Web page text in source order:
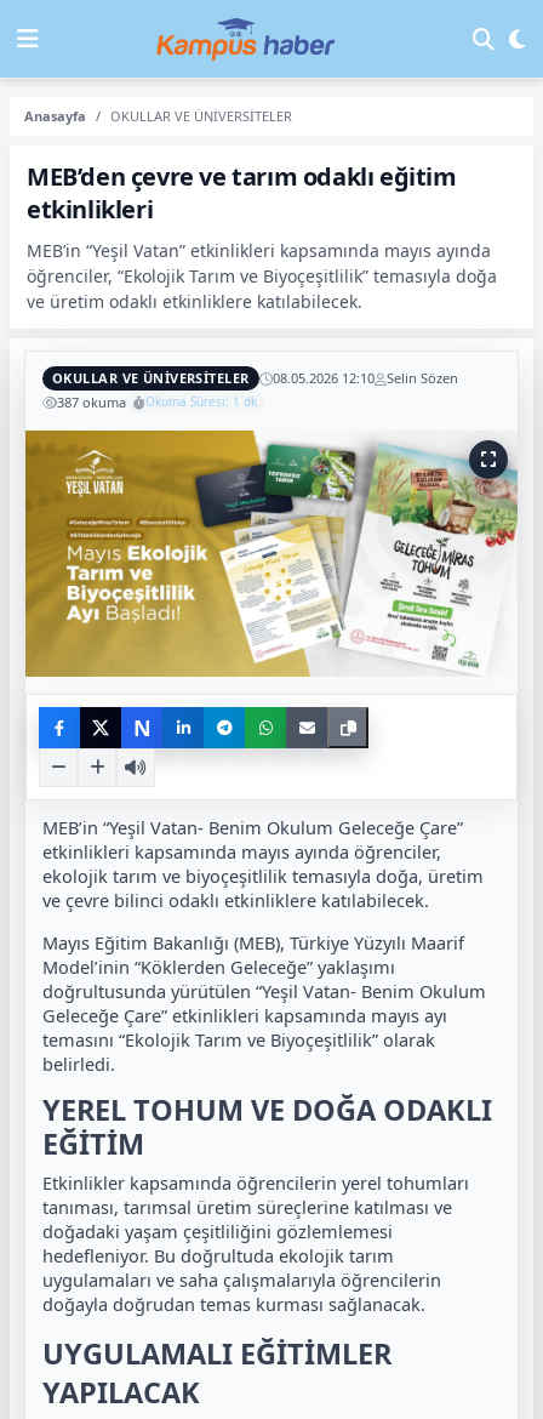
Anasayfa OKULLAR VE ÜNİVERSİTELER
MEB’den çevre ve tarım odaklı eğitim
etkinlikleri
MEB’in “Yeşil Vatan” etkinlikleri kapsamında mayıs ayında
öğrenciler, “Ekolojik Tarım ve Biyoçeşitlilik” temasıyla doğa
ve üretim odaklı etkinliklere katılabilecek.
OKULLAR VE ÜNİVERSİTELER 08.05.2026 12:10
Selin Sözen
387 okuma
Okuma Süresi: 1 dk
N
MEB’in “Yeşil Vatan- Benim Okulum Geleceğe Çare”
etkinlikleri kapsamında mayıs ayında öğrenciler,
ekolojik tarım ve biyoçeşitlilik temasıyla doğa, üretim
ve çevre bilinci odaklı etkinliklere katılabilecek.
Mayıs Eğitim Bakanlığı (MEB), Türkiye Yüzyılı Maarif
Model’inin “Köklerden Geleceğe” yaklaşımı
doğrultusunda yürütülen “Yeşil Vatan- Benim Okulum
Geleceğe Çare” etkinlikleri kapsamında mayıs ayı
temasını “Ekolojik Tarım ve Biyoçeşitlilik” olarak
belirledi.
YEREL TOHUM VE DOĞA ODAKLI
EĞİTİM
Etkinlikler kapsamında öğrencilerin yerel tohumları
tanıması, tarımsal üretim süreçlerine katılması ve
doğadaki yaşam çeşitliliğini gözlemlemesi
hedefleniyor. Bu doğrultuda ekolojik tarım
uygulamaları ve saha çalışmalarıyla öğrencilerin
doğayla doğrudan temas kurması sağlanacak.
UYGULAMALI EĞİTİMLER
YAPILACAK